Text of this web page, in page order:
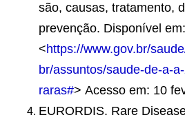
são, causas, tratamento,
prevenção. Disponível em:
<https://www.gov.br/
br/assuntos/saude-de-a-
raras#> Acesso em: 10
EURORDIS. Rare